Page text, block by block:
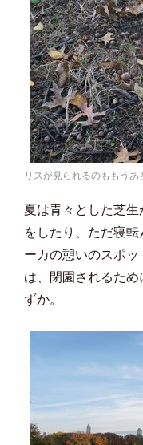
リスが見られるのももうあ
夏は青々とした芝
をしたり、ただ寝
ーカの憩いのスポ
は、閉園されるた
ずか。